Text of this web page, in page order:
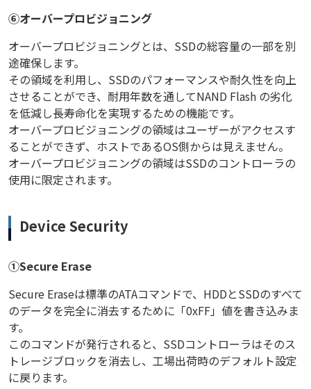
⑥オーバープロビジョニング
オーバープロビジョニングとは、SSDの総容量の一部を別
途確保します。
その領域を利用し、SSDのパフォーマンスや耐久性を向上
させることができ、耐用年数を通してNAND Flash の劣化
を低減し長寿命化を実現するための機能です。
オーバープロビジョニングの領域はユーザーがアクセスす
ることができず、ホストであるOS側からは見えません。
オーバープロビジョニングの領域はSSDのコントローラの
使用に限定されます。
Device Security
①Secure Erase
Secure Eraseは標準のATAコマンドで、HDDとSSDのすべて
のデータを完全に消去するために「0xFF」値を書き込みま
す。
このコマンドが発行されると、SSDコントローラはそのス
トレージブロックを消去し、工場出荷時のデフォルト設定
に戻ります。